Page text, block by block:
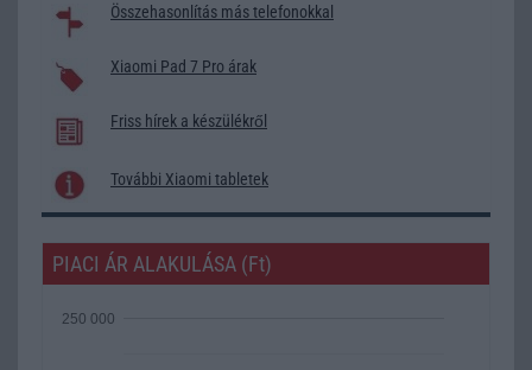
Összehasonlítás más telefonokkal
Xiaomi Pad 7 Pro árak
Friss hírek a készülékről
További Xiaomi tabletek
PIACI ÁR ALAKULÁSA (Ft)
250 000